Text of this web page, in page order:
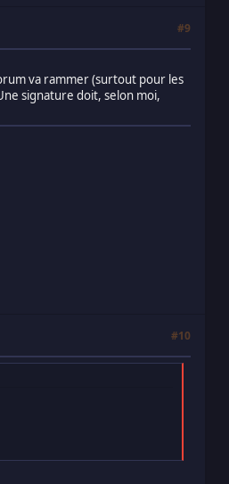
#9
va rammer (surtout pour les
signature doit, selon moi,
#10